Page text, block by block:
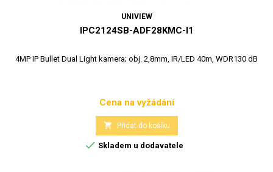
UNIVIEW
IPC2124SB-ADF28KMC-I1
4MP IP Bullet Dual Light kamera; obj. 2,8mm, IR/LED 40m, WDR130 dB
Cena
Cena na vyžádání
 Přidat do košíku
 Skladem u dodavatele